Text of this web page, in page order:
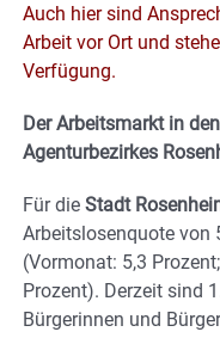
Auch hier sind
Arbeit vor Ort und
Verfügung.
Der Arbeitsmarkt in
Agenturbezirkes
Für die Stadt
Arbeitslosenquote von
(Vormonat: 5,3
Prozent). Derzeit sind
Bürgerinnen und